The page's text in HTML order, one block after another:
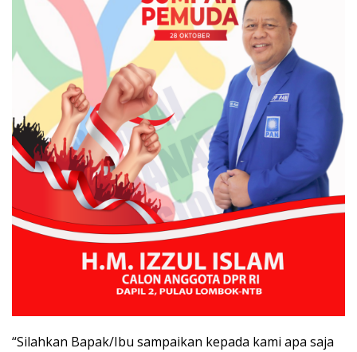
“Silahkan Bapak/Ibu sampaikan kepada kami apa saja